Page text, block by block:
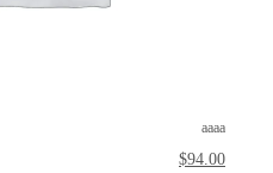
aaaa
$94.00